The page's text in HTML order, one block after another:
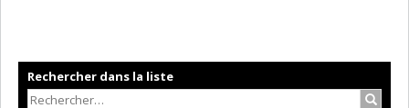
Rechercher dans la liste